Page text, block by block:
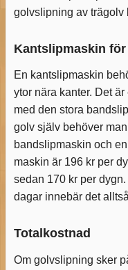
golvslipning av trägolv
Kantslipmaskin
En kantslipmaskin
ytor nära kanter. Det
med den stora
golv själv behöver
bandslipmaskin och
maskin är 196 kr per
sedan 170 kr per
dagar innebär det
Totalkostnad
Om golvslipning sker